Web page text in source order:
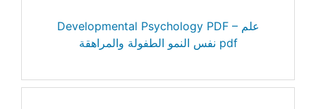
Developmental Psychology PDF – علم
نفس النمو الطفولة والمراهقة pdf